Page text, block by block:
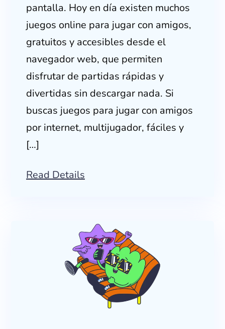
pantalla. Hoy en día existen muchos
juegos online para jugar con amigos,
gratuitos y accesibles desde el
navegador web, que permiten
disfrutar de partidas rápidas y
divertidas sin descargar nada. Si
buscas juegos para jugar con amigos
por internet, multijugador, fáciles y
[…]
Read Details